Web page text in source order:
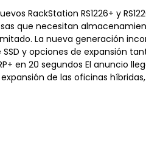
RackStation RS1226+ y
que necesitan
La nueva generación
y opciones de expansión
en 20 segundos El
de las oficinas